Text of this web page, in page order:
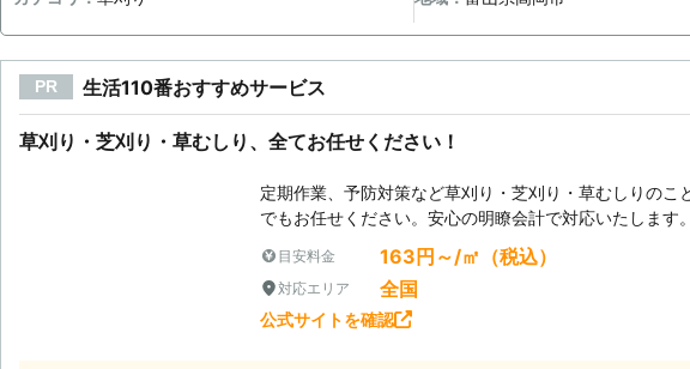
PR 生活110番おすすめサービス
草刈り・芝刈り・草むしり、全てお任せください！
定期作業、予防対策など草刈り・芝刈り・草むしりのこ
でもお任せください。安心の明瞭会計で対応いたします。
目安料金 163円～/㎡（税込）
対応エリア 全国
公式サイトを確認